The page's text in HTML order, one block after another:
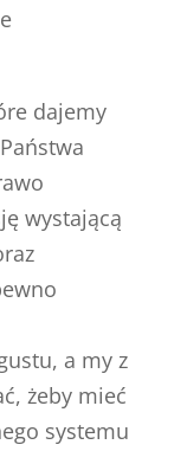
dajemy
wystającą
a my z
żeby mieć
systemu